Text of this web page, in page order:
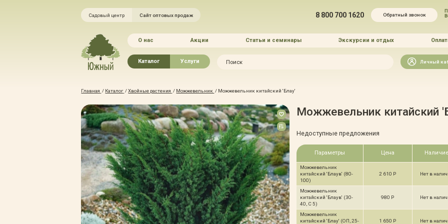
Садовый центр Сайт оптовых продаж 8 800 700 1620 Обратный звонок
О нас Акции Статьи и семинары Экскурсии и отдых
Каталог
Хвойные растения
Плодово-ягодные растения
Лиственные растения
Цветы
Водные растения
Растения вертикального
озеленения
Формованные растения
Экостория
Товары для сада
Грунты, удобрения, отсыпка
Услуги
Благоустройство и озеленение
Зелёный доктор
Зимние услуги
Уход за садом
Портфолио
Прайс-листы
Правила оказания услуг
Доставка
Оплата
Гарантии
Автополив
Искать
Личный
Главная / Каталог /Хвойные растения / Можжевельник / Можжевельник китайский 'Блау'
Можжевельник китайский
Недоступные предложения
Параметры Цена Наличие
Можжевельник
китайский 'Блаув' (80-
100)
2 610 Р Нет в
Можжевельник
китайский 'Блаув' (30-
40, С 5)
980 Р Нет в
Можжевельник
китайский 'Блау' (ОП, 25-
1 650 Р Нет в